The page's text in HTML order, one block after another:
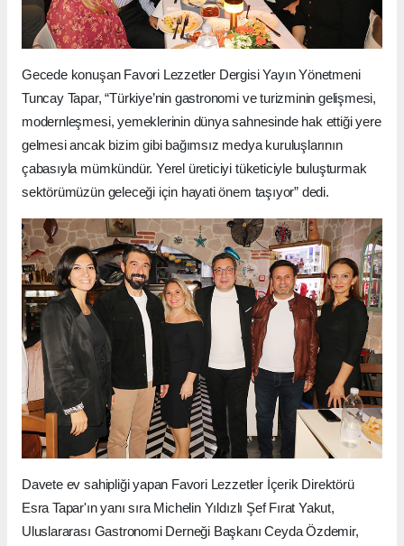
Gecede konuşan Favori Lezzetler Dergisi Yayın Yönetmeni
Tuncay Tapar, “Türkiye’nin gastronomi ve turizminin gelişmesi,
modernleşmesi, yemeklerinin dünya sahnesinde hak ettiği yere
gelmesi ancak bizim gibi bağımsız medya kuruluşlarının
çabasıyla mümkündür. Yerel üreticiyi tüketiciyle buluşturmak
sektörümüzün geleceği için hayati önem taşıyor” dedi.
Davete ev sahipliği yapan Favori Lezzetler İçerik Direktörü
Esra Tapar'ın yanı sıra Michelin Yıldızlı Şef Fırat Yakut,
Uluslararası Gastronomi Derneği Başkanı Ceyda Özdemir,